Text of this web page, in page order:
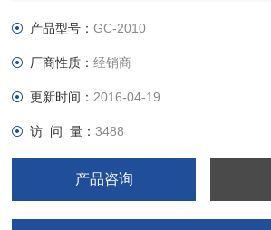
4、30m毛细管色谱柱1根
产品型号：GC-2010
厂商性质：经销商
更新时间： 2016-04-19
访 问 量：3488
产品咨询